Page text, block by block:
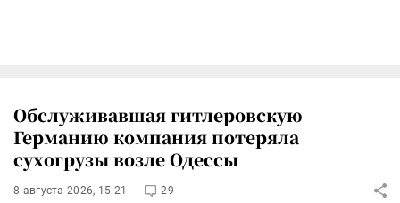
Обслуживавшая гитлеровскую
Германию компания потеряла
сухогрузы возле Одессы
8 августа 2026, 15:21 29